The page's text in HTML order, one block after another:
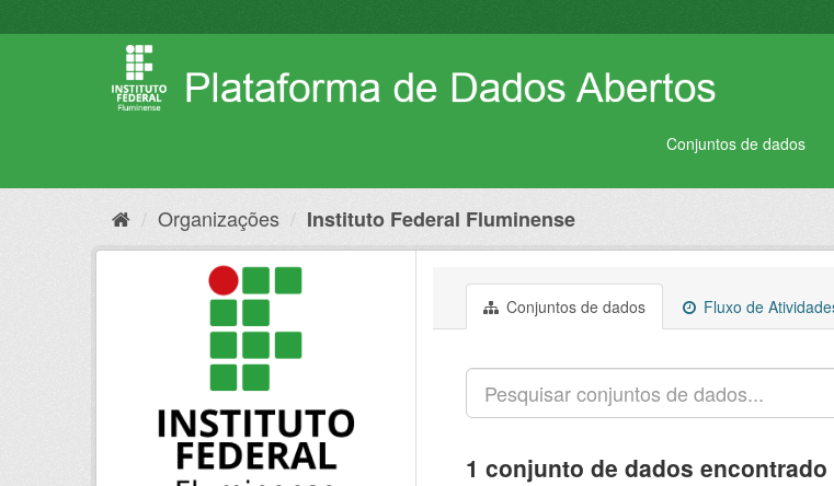
para
Conjuntos de dados
Organizações Instituto Federal Fluminense
Conjuntos de dados Fluxo de
1 conjunto de dados encontrado